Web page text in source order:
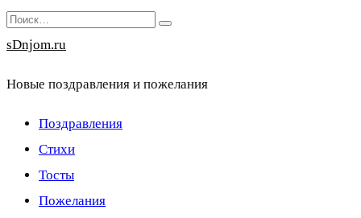
Перейти
к
Search
for:
sDnjom.ru
Новые поздравления и пожелания
Поздравления
Стихи
Тосты
Пожелания